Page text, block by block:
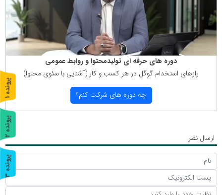
دوره های حرفه ای تولیدمحتوا و روابط عمومی
رازهای استخدام گوگل در هر كسب و كار (آشنایی با سئوی محتوا)
چه دوره های شركت كنم؟
ارسال نظر
پ
ر
و
ن
د
ه
1
پ
ر
و
ن
د
ه
2
پ
ر
و
ن
د
ه
3